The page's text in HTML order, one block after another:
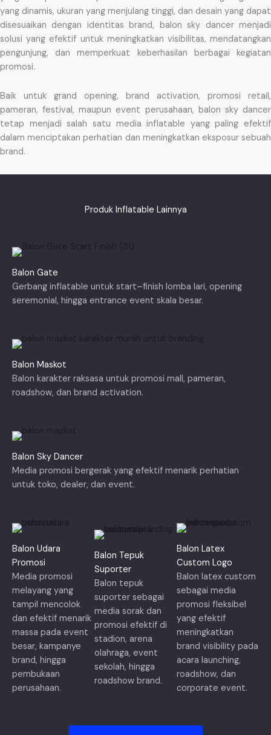
yang dinamis, ukuran yang menjulang tinggi, dan desain yang dapat
disesuaikan dengan identitas brand, balon sky dancer menjadi
solusi yang efektif untuk meningkatkan visibilitas, mendatangkan
pengunjung, dan memperkuat keberhasilan berbagai kegiatan
promosi.
Baik untuk grand opening, brand activation, promosi retail,
pameran, festival, maupun event perusahaan, balon sky dancer
tetap menjadi salah satu media inflatable yang paling efektif
dalam menciptakan perhatian dan meningkatkan eksposur sebuah
brand.
Produk Inflatable Lainnya
Balon Gate
Gerbang inflatable untuk start–finish lomba lari, opening
seremonial, hingga entrance event skala besar.
Balon Maskot
Balon karakter raksasa untuk promosi mall, pameran,
roadshow, dan brand activation.
Balon Sky Dancer
Media promosi bergerak yang efektif menarik perhatian
untuk toko, dealer, dan event.
Balon Udara
Promosi
Media promosi
melayang yang
tampil mencolok
dan efektif menarik
massa pada event
besar, kampanye
brand, hingga
pembukaan
perusahaan.
Balon Tepuk
Suporter
Balon tepuk
suporter sebagai
media sorak dan
promosi efektif di
stadion, arena
olahraga, event
sekolah, hingga
roadshow brand.
Balon Latex
Custom Logo
Balon latex custom
sebagai media
promosi fleksibel
yang efektif
meningkatkan
brand visibility pada
acara launching,
roadshow, dan
corporate event.